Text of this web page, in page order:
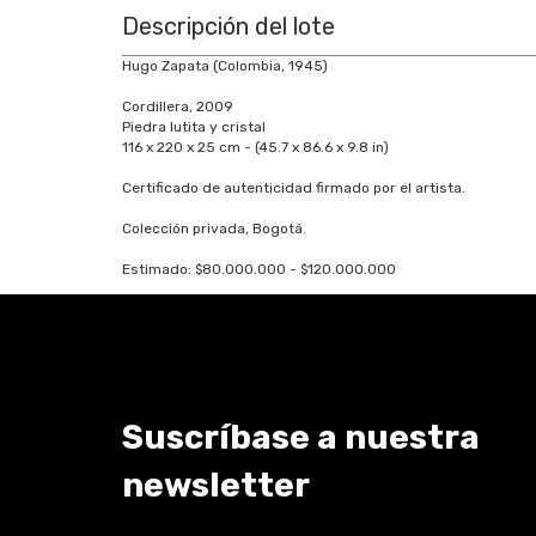
Descripción del lote
Hugo Zapata (Colombia, 1945)
Cordillera, 2009
Piedra lutita y cristal
116 x 220 x 25 cm - (45.7 x 86.6 x 9.8 in)
Certificado de autenticidad firmado por el artista.
Colección privada, Bogotá.
Estimado: $80.000.000 - $120.000.000
Suscríbase a nuestra
newsletter